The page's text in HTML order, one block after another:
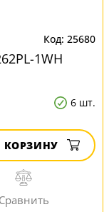
25680
1WH
6 шт.
КОРЗИНУ